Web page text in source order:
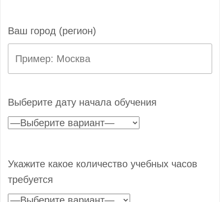
Ваш город (регион)
Выберите дату начала обучения
Укажите какое количество учебных часов
требуется